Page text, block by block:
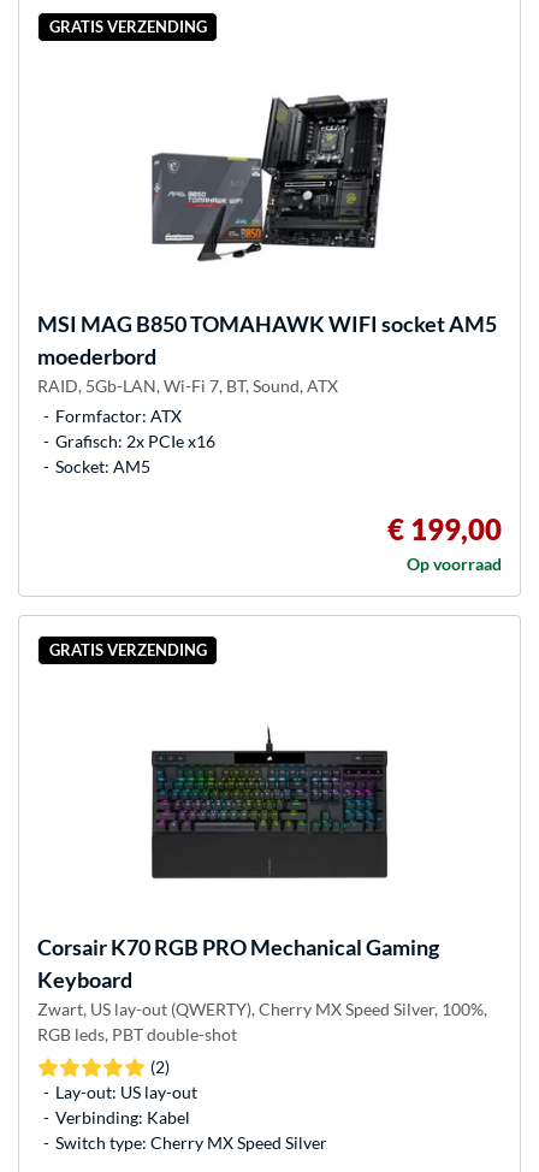
GRATIS VERZENDING
MSI MAG B850 TOMAHAWK WIFI socket AM5
moederbord
RAID, 5Gb-LAN, Wi-Fi 7, BT, Sound, ATX
Formfactor: ATX
Grafisch: 2x PCIe x16
Socket: AM5
€ 199,00
Op voorraad
GRATIS VERZENDING
CorsairK70 RGB PRO Mechanical Gaming
Keyboard
Zwart, US lay-out (QWERTY), Cherry MX Speed Silver, 100%,
RGB leds, PBT double-shot
(2)
Lay-out: US lay-out
Verbinding: Kabel
Switch type: Cherry MX Speed Silver